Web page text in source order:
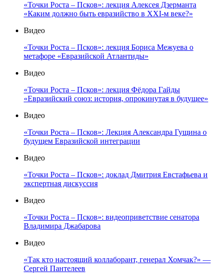
«Точки Роста – Псков»: лекция Алексея Дзерманта
«Каким должно быть евразийство в XXI-м веке?»
Видео
«Точки Роста – Псков»: лекция Бориса Межуева о
метафоре «Евразийской Атлантиды»
Видео
«Точки Роста – Псков»: лекция Фёдора Гайды
«Евразийский союз: история, опрокинутая в будущее»
Видео
«Точки Роста – Псков»: Лекция Александра Гущина о
будущем Евразийской интеграции
Видео
«Точки Роста – Псков»: доклад Дмитрия Евстафьева и
экспертная дискуссия
Видео
«Точки Роста – Псков»: видеоприветствие сенатора
Владимира Джабарова
Видео
«Так кто настоящий коллаборант, генерал Хомчак?» —
Сергей Пантелеев